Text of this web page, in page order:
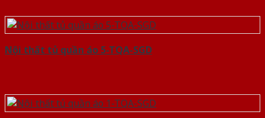
Nội thất tủ quần áo 5-TQA-SGD